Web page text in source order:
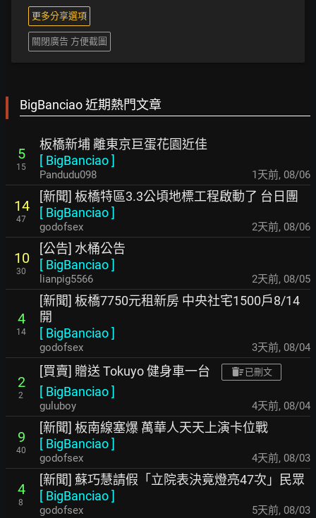
更多分享選項
關閉廣告 方便截圖
BigBanciao 近期熱門文章
5
15
板橋新埔 離東京巨蛋花園近佳
[ BigBanciao]
Pandudu098 1天前, 08/06
14
47
[新聞] 板橋特區3.3公頃地標工程啟動了 台日團
[ BigBanciao]
godofsex 2天前, 08/06
10
30
[公告] 水桶公告
[ BigBanciao]
lianpig5566 2天前, 08/05
4
14
[新聞] 板橋7750元租新房 中央社宅1500戶8/14
開
[ BigBanciao]
godofsex 3天前, 08/04
2
2
[買賣] 贈送 Tokuyo 健身車一台 已刪文
[ BigBanciao]
guluboy 4天前, 08/04
9
40
[新聞] 板南線塞爆 萬華人天天上演卡位戰
[ BigBanciao]
godofsex 4天前, 08/03
4
8
[新聞] 蘇巧慧請假「立院表決竟燈亮47次」民眾
[ BigBanciao]
godofsex 5天前, 08/03